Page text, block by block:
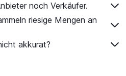
noch Verkäufer.
riesige Mengen an
akkurat?